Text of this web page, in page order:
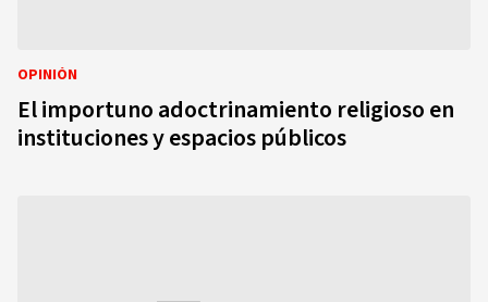
OPINIÓN
El importuno adoctrinamiento religioso en
instituciones y espacios públicos